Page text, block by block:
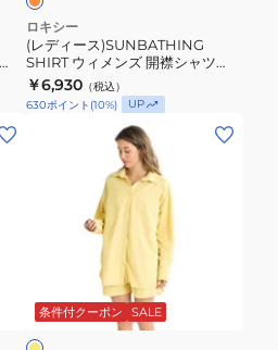
ン
ズ
開
襟
25SURDK252037PER
ロキシー
(レディース)SUNBATHING
SHIRT ウィメンズ 開襟シャツ
25SURDK252037PER
￥6,930 （税込）
630ポイント (10%) UP
ス)SWEET
ー
バ
条件付クーポン SALE